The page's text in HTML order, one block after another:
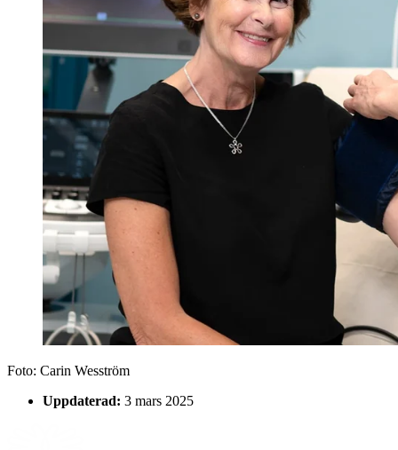
Foto: Carin Wesström
Uppdaterad: 3 mars 2025